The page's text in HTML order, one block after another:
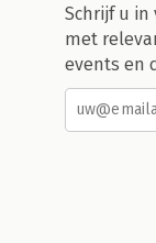
Schrijf u in
met
events en